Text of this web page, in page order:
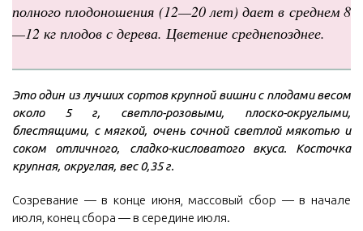
полного плодоношения (12—20 лет) дает в среднем 8
—12 кг плодов с дерева. Цветение среднепозднее.
Это один из лучших сортов крупной вишни с плодами весом
около 5 г, светло-розовыми, плоско-округлыми,
блестящими, с мягкой, очень сочной светлой мякотью и
соком отличного, сладко-кисловатого вкуса. Косточка
крупная, округлая, вес 0,35 г.
Созревание — в конце июня, массовый сбор — в начале
июля, конец сбора — в середине июля.